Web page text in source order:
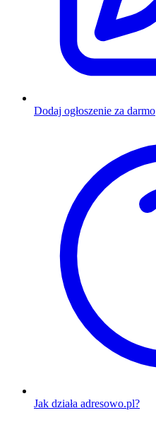
Dodaj ogłoszenie za darmo
Jak działa adresowo.pl?